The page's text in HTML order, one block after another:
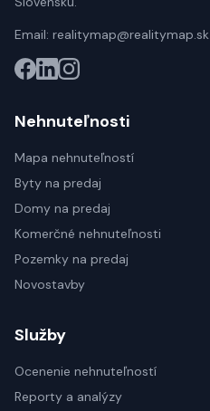
Email: realitymap@realitymap.sk
Nehnuteľnosti
Mapa nehnuteľností
Byty na predaj
Domy na predaj
Komerčné nehnuteľnosti
Pozemky na predaj
Novostavby
Služby
Ocenenie nehnuteľností
Reporty a analýzy